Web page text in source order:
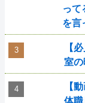
って
を言
【
室
【
体